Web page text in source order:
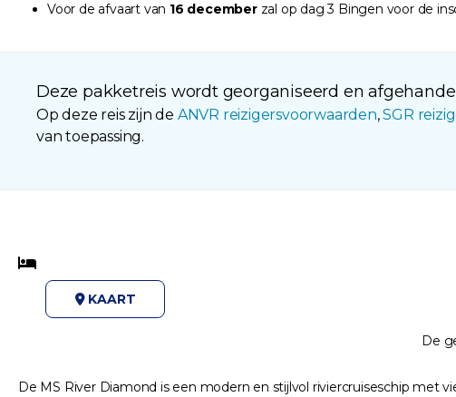
Voor de afvaart van 16 decemberzal op dag 3 Bingen voor de
Deze pakketreis wordt georganiseerd en
Op deze reis zijn de ANVR reizigersvoorwaarden,SGR
van toepassing.
KAART
De
De MS River Diamond is een modern en stijlvol riviercruiseschip met